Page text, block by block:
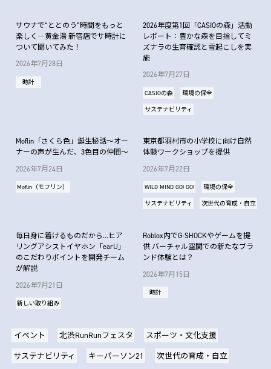
2026年7月28日
時計
サウナで“ととのう”時間をもっと
楽しく―黄金湯 新宿店でサ時計に
ついて聞いてみた！
2026年7月27日
CASIOの森 環境の保全
サステナビリティ
2026年度第1回「CASIOの森」活動
レポート：豊かな森を目指してミ
ズナラの生育確認と雪起こしを実
施
2026年7月24日
Moflin（モフリン）
Moflin「さくら色」誕生秘話～オー
ナーの声が生んだ、3色目の仲間～
2026年7月22日
WILD MIND GO! GO! 環境の保全
サステナビリティ 次世代の育成・自立
東京都羽村市の小学校に向け自然
体験ワークショップを提供
2026年7月21日
新しい取り組み
毎日身に着けるものだから…ヒア
リングアシストイヤホン「earU」
のこだわりポイントを開発チーム
が解説
2026年7月15日
時計
Roblox内でG-SHOCKやゲームを提
供 バーチャル空間での新たなブラ
ンド体験とは？
イベント 北渋RunRunフェスタ
スポーツ・文化支援
サステナビリティ
キーパーソン21
次世代の育成・自立